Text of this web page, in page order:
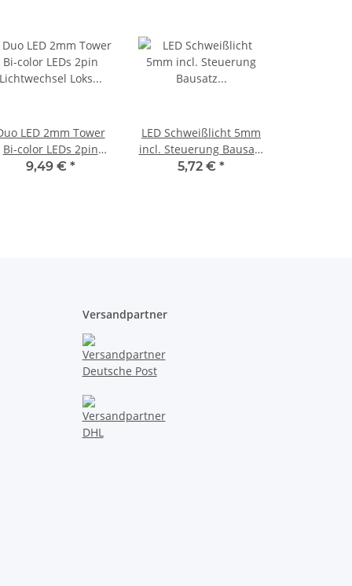
LED 2mm Tower
Bi-color LEDs 2pin
Lichtwechsel Loks
9,49 € *
LED Schweißlicht 5mm
incl. Steuerung Bausatz
für G 1 0 H0 TT ideal
5,72 € *
Versandpartner